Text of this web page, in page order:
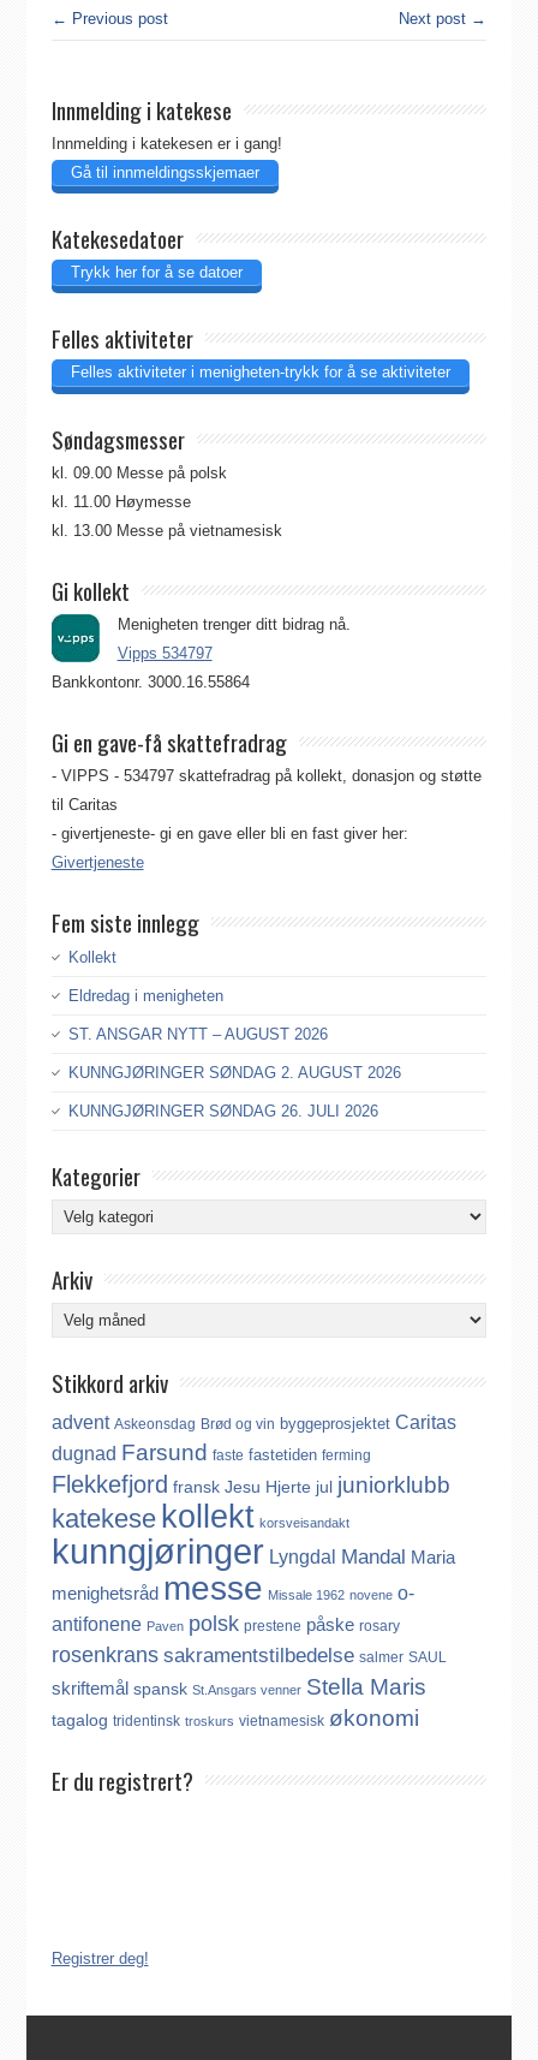
← Previous post Next post →
Innmelding i katekese
Innmelding i katekesen er i gang!
Gå til innmeldingsskjemaer
Katekesedatoer
Trykk her for å se datoer
Felles aktiviteter
Felles aktiviteter i menigheten-trykk for å se aktiviteter
Søndagsmesser
kl. 09.00 Messe på polsk
kl. 11.00 Høymesse
kl. 13.00 Messe på vietnamesisk
Gi kollekt
Menigheten trenger ditt bidrag nå.
Vipps 534797
Bankkontonr. 3000.16.55864
Gi en gave-få skattefradrag
- VIPPS - 534797 skattefradrag på kollekt, donasjon og støtte
til Caritas
- givertjeneste- gi en gave eller bli en fast giver her:
Givertjeneste
Fem siste innlegg
Kollekt
Eldredag i menigheten
ST. ANSGAR NYTT – AUGUST 2026
KUNNGJØRINGER SØNDAG 2. AUGUST 2026
KUNNGJØRINGER SØNDAG 26. JULI 2026
Kategorier
Kategorier
Arkiv
Arkiv
Stikkord arkiv
advent Askeonsdag Brød og vin byggeprosjektet Caritas
dugnad Farsund faste fastetiden ferming
Flekkefjord fransk Jesu Hjerte jul juniorklubb
katekese kollekt korsveisandakt
kunngjøringer Lyngdal Mandal Maria
menighetsråd messe Missale 1962 novene o-
antifonene Paven polsk prestene påske rosary
rosenkrans sakramentstilbedelse salmer SAUL
skriftemål spansk St.Ansgars venner Stella Maris
tagalog tridentinsk troskurs vietnamesisk økonomi
Er du registrert?
Registrer deg!